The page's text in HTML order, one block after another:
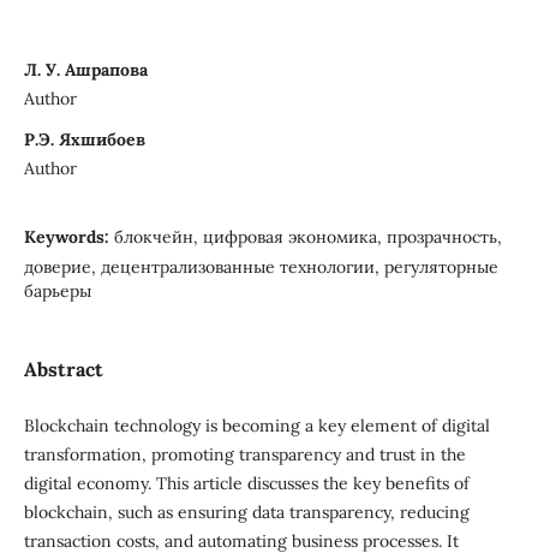
Л. У. Ашрапова
Author
Р.Э. Яхшибоев
Author
Keywords: блокчейн, цифровая экономика, прозрачность,
доверие, децентрализованные технологии, регуляторные
барьеры
Abstract
Blockchain technology is becoming a key element of digital
transformation, promoting transparency and trust in the
digital economy. This article discusses the key benefits of
blockchain, such as ensuring data transparency, reducing
transaction costs, and automating business processes. It